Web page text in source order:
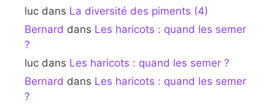
luc dans La diversité des piments (4)
Bernard dans Les haricots : quand les semer
?
luc dans Les haricots : quand les semer ?
Bernard dans Les haricots : quand les semer
?